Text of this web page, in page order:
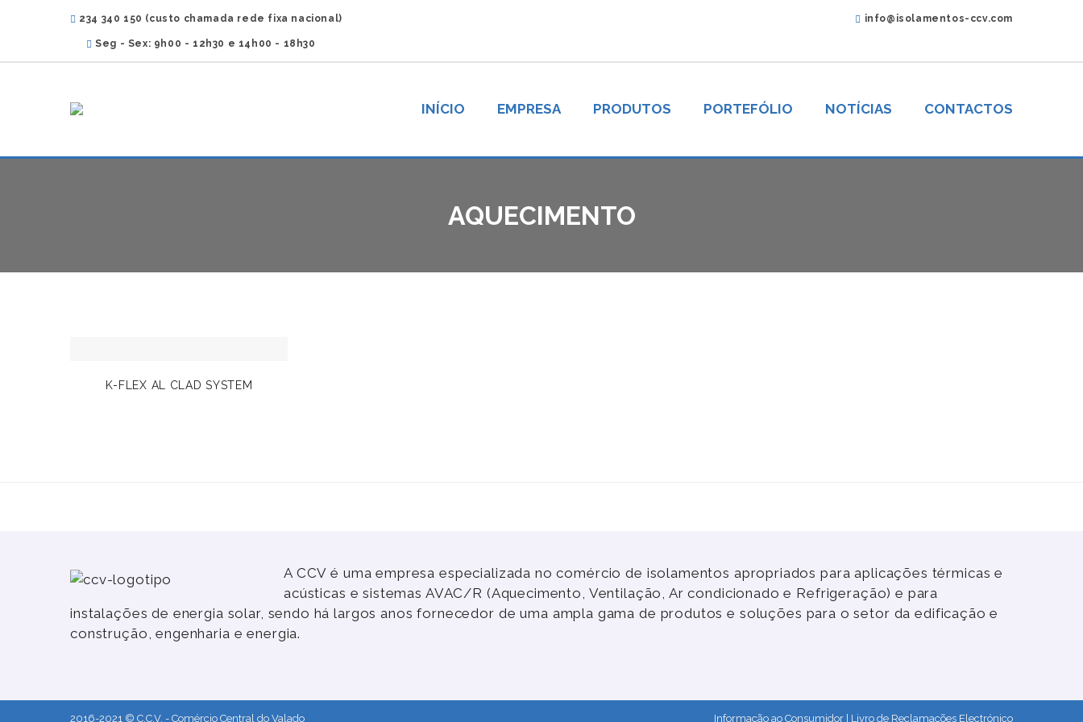
234 340 150 (custo chamada rede fixa nacional)
Seg - Sex: 9h00 - 12h30 e 14h00 - 18h30
info@isolamentos-ccv.com
INÍCIO EMPRESA PRODUTOS PORTEFÓLIO NOTÍCIAS CONTACTOS
AQUECIMENTO
K-FLEX AL CLAD SYSTEM
A CCV é uma empresa especializada no comércio de isolamentos apropriados para aplicações térmicas e
acústicas e sistemas AVAC/R (Aquecimento, Ventilação, Ar condicionado e Refrigeração) e para
instalações de energia solar, sendo há largos anos fornecedor de uma ampla gama de produtos e soluções para o setor da edificação e
construção, engenharia e energia.
2016-2021 © C.C.V. - Comércio Central do Valado Informação ao Consumidor Livro de Reclamações Electrónico